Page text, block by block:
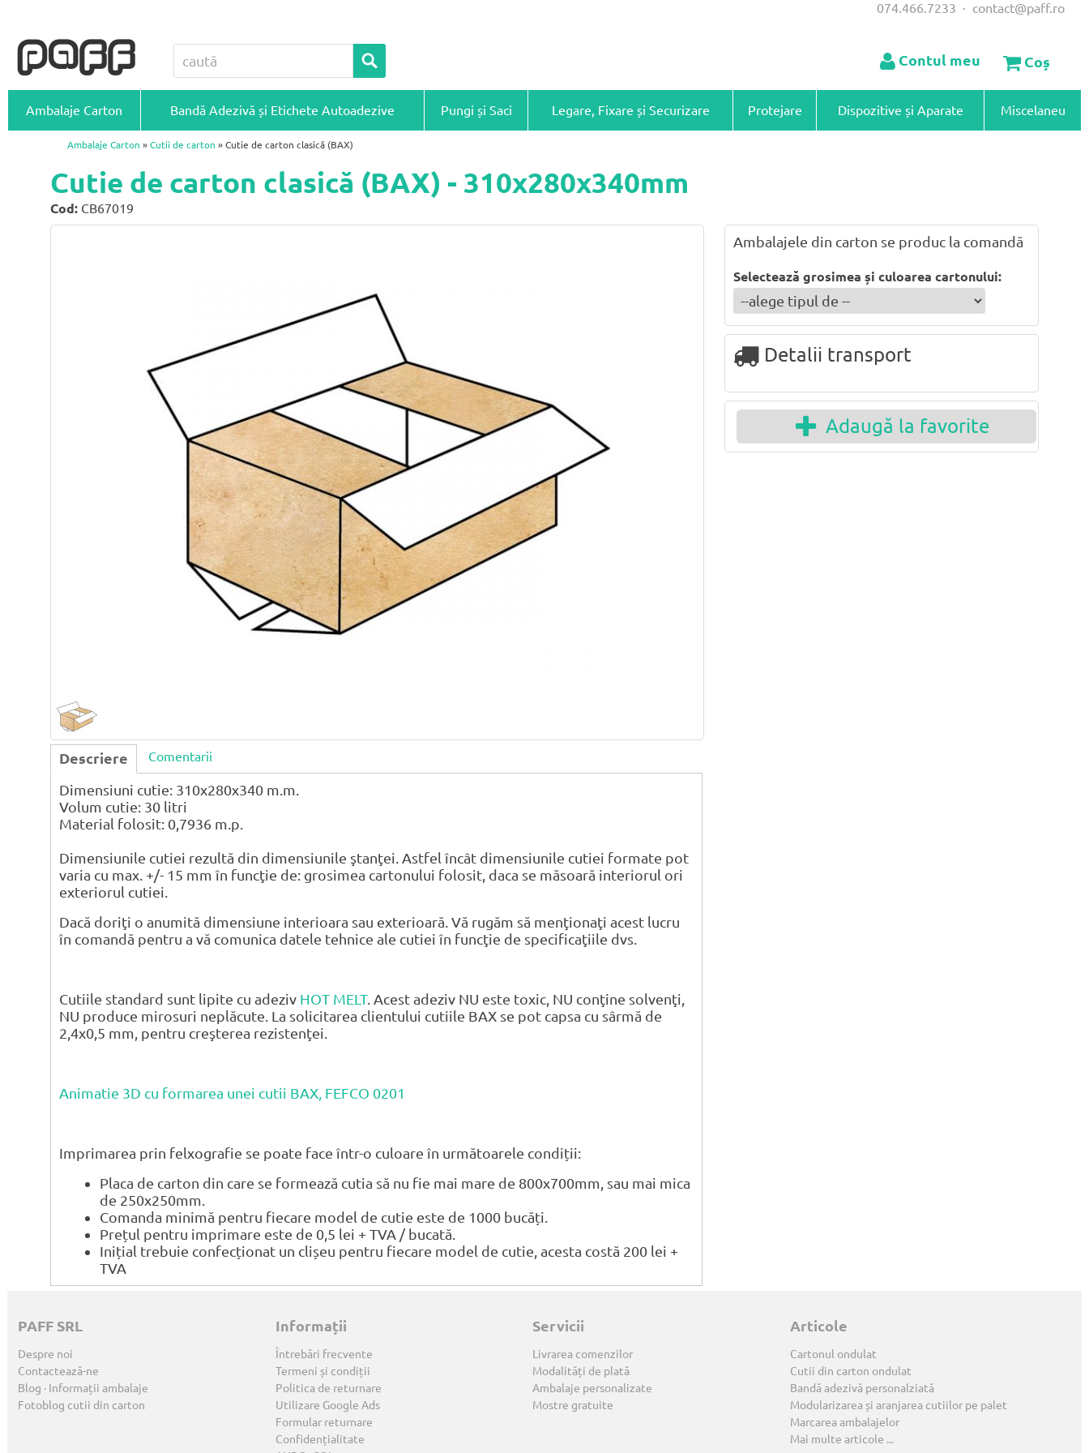
Contul meu Coș
074.466.7233 · contact@paff.ro
Ambalaje Carton Bandă Adezivă și Etichete Autoadezive Pungi și Saci Legare, Fixare și Securizare Protejare Dispozitive și Aparate Miscelaneu
Ambalaje Carton » Cutii de carton » Cutie de carton clasică (BAX)
Cutie de carton clasică (BAX) - 310x280x340mm
Cod: CB67019
Ambalajele din carton se produc la comandă
Selectează grosimea și culoarea cartonului:
Detalii transport
Adaugă la favorite
Descriere Comentarii
Dimensiuni cutie: 310x280x340 m.m.
Volum cutie: 30 litri
Material folosit: 0,7936 m.p.
Dimensiunile cutiei rezultă din dimensiunile ştanţei. Astfel încât dimensiunile cutiei formate pot
varia cu max. +/- 15 mm în funcţie de: grosimea cartonului folosit, daca se măsoară interiorul ori
exteriorul cutiei.
Dacă doriţi o anumită dimensiune interioara sau exterioară. Vă rugăm să menţionaţi acest lucru
în comandă pentru a vă comunica datele tehnice ale cutiei în funcţie de specificaţiile dvs.
Cutiile standard sunt lipite cu adeziv HOT MELT. Acest adeziv NU este toxic, NU conţine solvenţi,
NU produce mirosuri neplăcute. La solicitarea clientului cutiile BAX se pot capsa cu sârmă de
2,4x0,5 mm, pentru creşterea rezistenţei.
Animatie 3D cu formarea unei cutii BAX, FEFCO 0201
Imprimarea prin felxografie se poate face într-o culoare în următoarele condiții:
Placa de carton din care se formează cutia să nu fie mai mare de 800x700mm, sau mai mica
de 250x250mm.
Comanda minimă pentru fiecare model de cutie este de 1000 bucăți.
Prețul pentru imprimare este de 0,5 lei + TVA / bucată.
Inițial trebuie confecționat un clișeu pentru fiecare model de cutie, acesta costă 200 lei +
TVA
PAFF SRL
Despre noi
Contactează-ne
Blog · Informații ambalaje
Fotoblog cutii din carton
Informații
Întrebări frecvente
Termeni și condiții
Politica de returnare
Utilizare Google Ads
Formular returnare
Confidențialitate
Servicii
Livrarea comenzilor
Modalități de plată
Ambalaje personalizate
Mostre gratuite
Articole
Cartonul ondulat
Cutii din carton ondulat
Bandă adezivă personalziată
Modularizarea și aranjarea cutiilor pe palet
Marcarea ambalajelor
Mai multe articole ...